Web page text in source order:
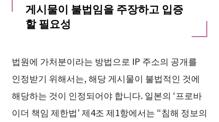
게시물이 불법임을 주장하고 입증
할 필요성
법원에 가처분이라는 방법으로 IP 주소의 공개를
인정받기 위해서는, 해당 게시물이 불법적인 것에
해당하는 것이 인정되어야 합니다. 일본의 ‘프로바
이더 책임 제한법’ 제4조 제1항에서는 “침해 정보의